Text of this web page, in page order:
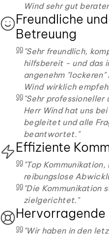
Wind sehr gut
Freundliche
Betreuung
"Sehr freundlich,
hilfsbereit - und das
angenehm
Wind wirklich
"Sehr professioneller
Herr Wind hat uns
begleitet und alle
beantwortet. "
Effiziente
"Top
reibungslose
"Die Kommunikation
zielgerichtet. "
"Wir haben in den